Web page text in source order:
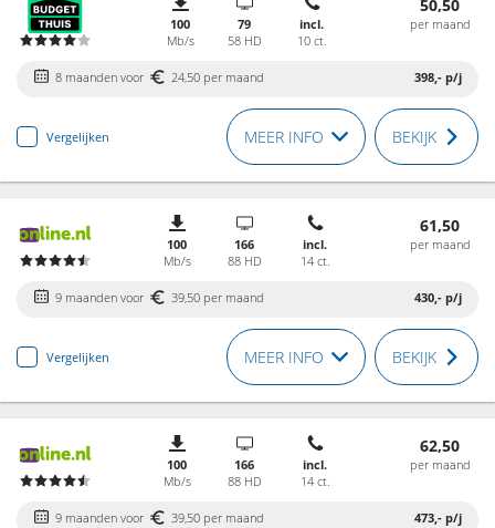
100
Mb/s
79
58 HD
incl.
10 ct.
50,50
per maand
8 maanden voor 24,50 per maand 398,- p/j
Vergelijken MEER INFO BEKIJK
100
Mb/s
166
88 HD
incl.
14 ct.
61,50
per maand
9 maanden voor 39,50 per maand 430,- p/j
Vergelijken MEER INFO BEKIJK
100
Mb/s
166
88 HD
incl.
14 ct.
62,50
per maand
9 maanden voor 39,50 per maand 473,- p/j